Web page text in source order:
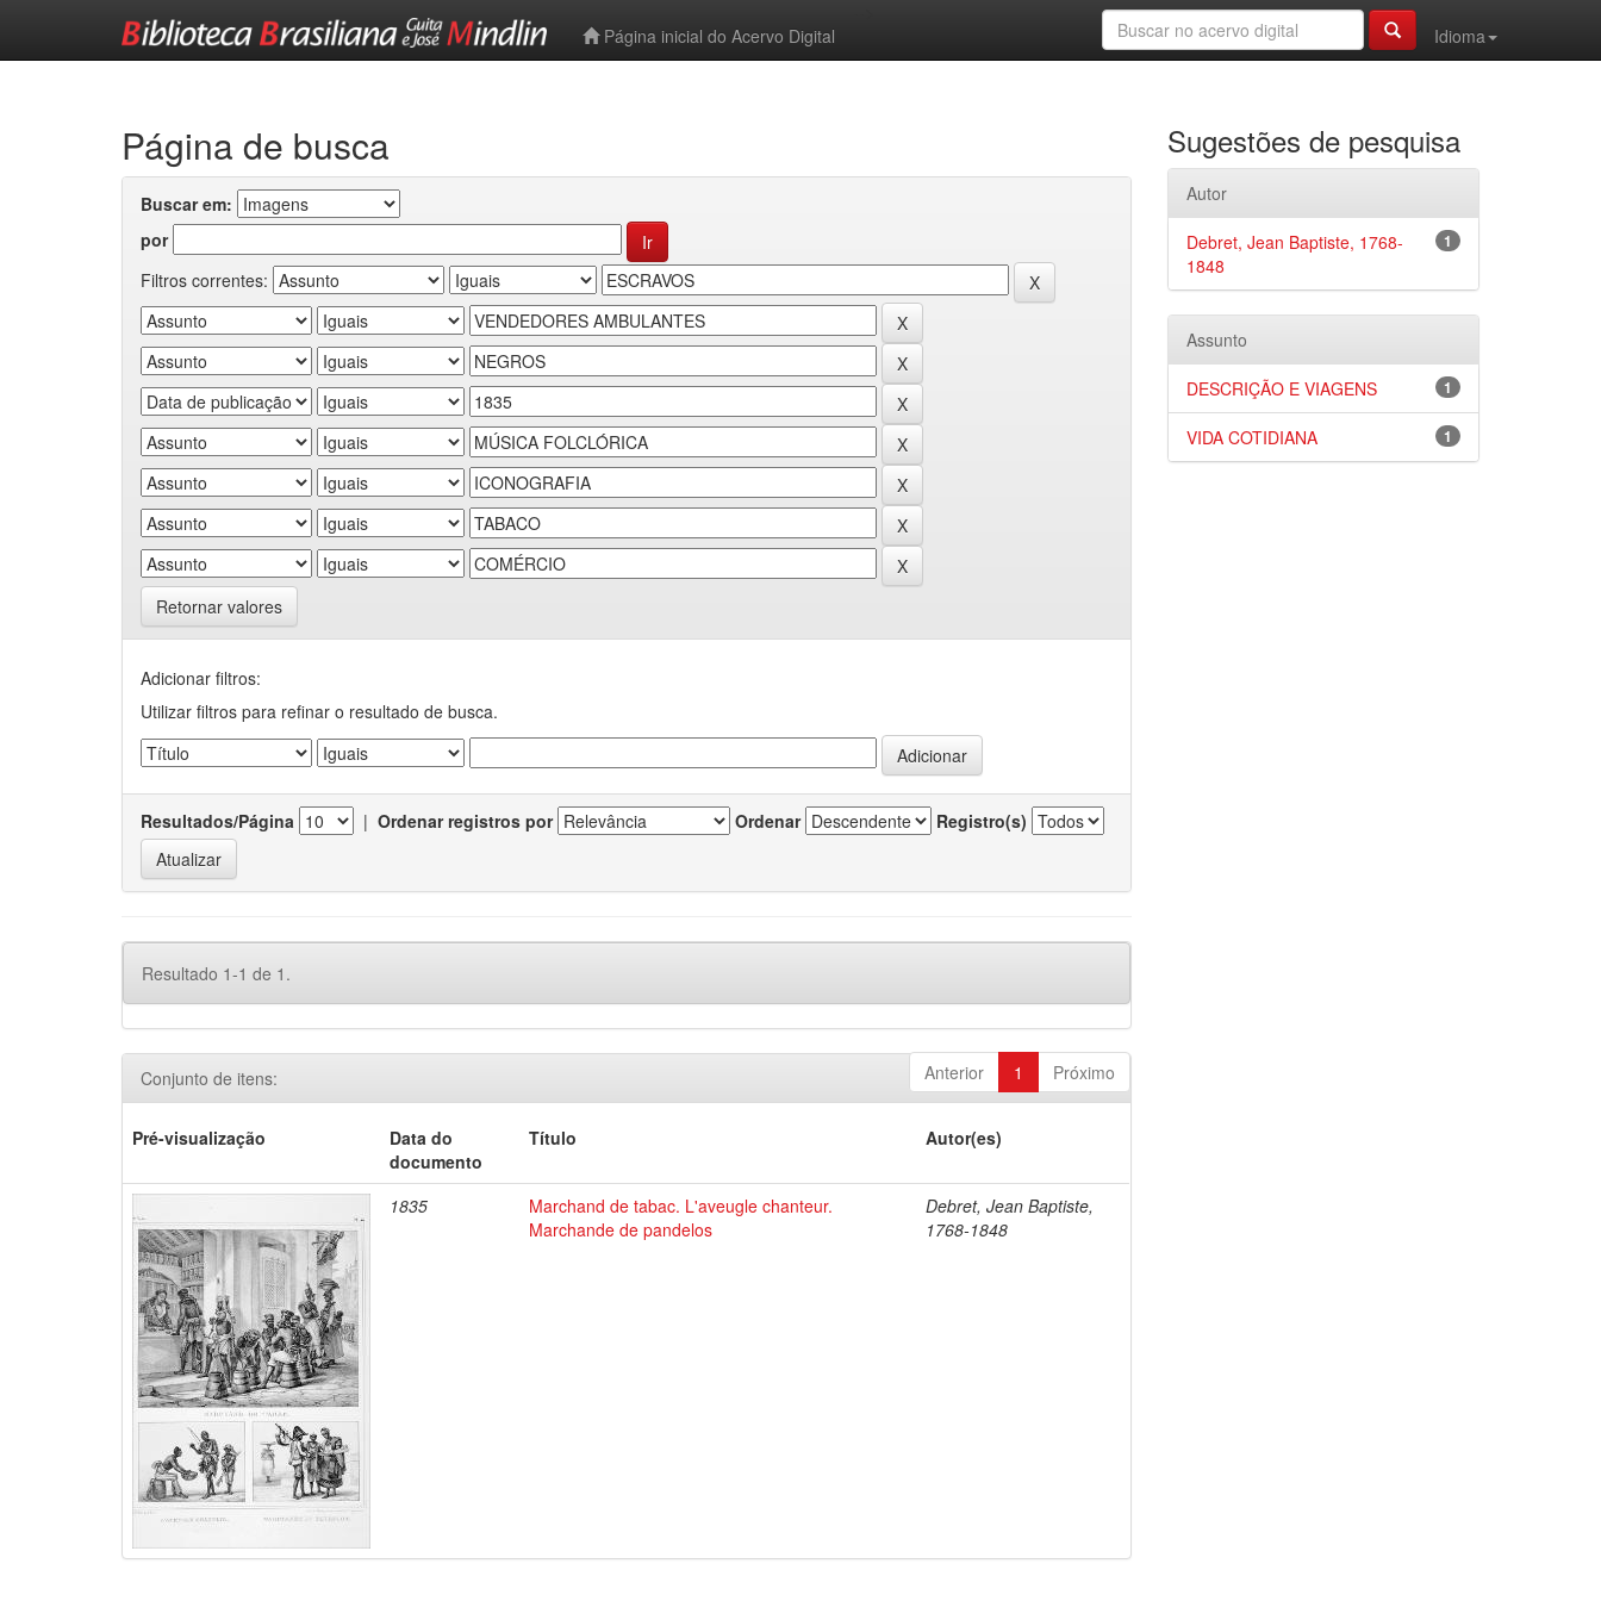
Página inicial do Acervo Digital
Idioma
Página de busca
Buscar em:
por
Filtros correntes:
Retornar valores
Adicionar filtros:
Utilizar filtros para refinar o resultado de busca.
Resultados/Página | Ordenar registros por Ordenar Registro(s)
Resultado 1-1 de 1.
Anterior 1 Próximo
Conjunto de itens:
Pré-visualização
Data do
documento
Título Autor(es)
1835
Marchand de tabac. L'aveugle chanteur.
Marchande de pandelos
Debret, Jean Baptiste,
1768-1848
Sugestões de pesquisa
Autor
1
Debret, Jean Baptiste, 1768-
1848
Assunto
1
DESCRIÇÃO E VIAGENS
1
VIDA COTIDIANA